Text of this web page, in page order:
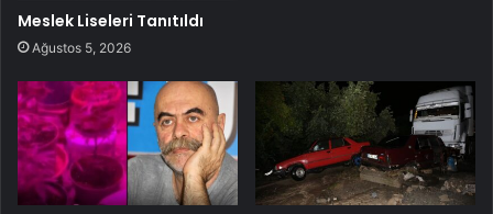
Meslek Liseleri Tanıtıldı
Ağustos 5, 2026